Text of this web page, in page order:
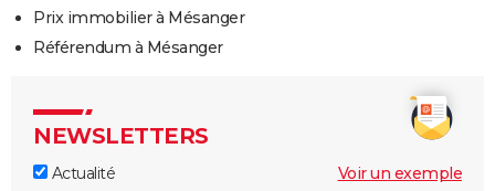
Prix immobilier à Mésanger
Référendum à Mésanger
NEWSLETTERS
Actualité
Voir un exemple